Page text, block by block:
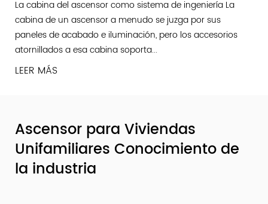
La cabina del ascensor como sistema de ingeniería La
cabina de un ascensor a menudo se juzga por sus
paneles de acabado e iluminación, pero los accesorios
atornillados a esa cabina soporta...
LEER MÁS
Ascensor para Viviendas
Unifamiliares Conocimiento de
la industria